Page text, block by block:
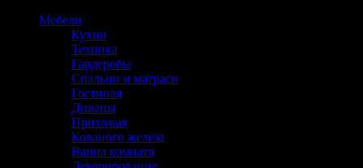
Мебели
Кухни
Техника
Гардеробы
Спальни и матраси
Гостиная
Диваны
Прихожая
Кованого железа
Ванна комната